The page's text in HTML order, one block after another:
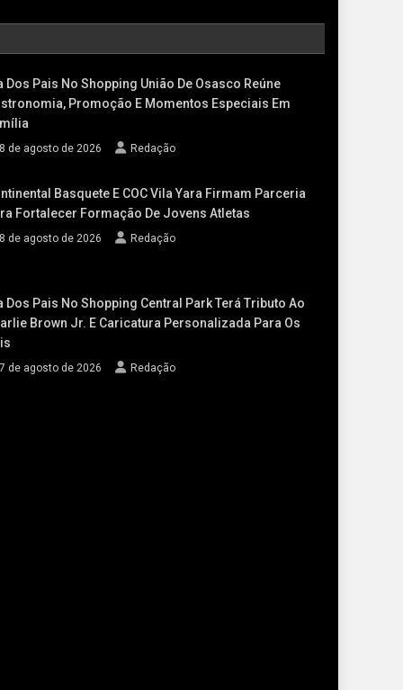
Dos Pais No Shopping União De Osasco Reúne
Promoção E Momentos Especiais Em
de agosto de 2026 Redação
Basquete E COC Vila Yara Firmam Parceria
Fortalecer Formação De Jovens Atletas
de agosto de 2026 Redação
Dos Pais No Shopping Central Park Terá Tributo Ao
Brown Jr. E Caricatura Personalizada Para Os
de agosto de 2026 Redação